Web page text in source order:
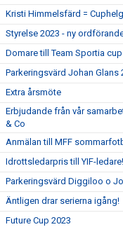
Kristi Himmelsfärd = Cuphelg
Styrelse 2023 - ny
Domare till Team Sportia
Parkeringsvärd Johan Glans
Extra årsmöte
Erbjudande från vår
& Co
Anmälan till MFF
Idrottsledarpris till YIF-ledare!
Parkeringsvärd Diggiloo o
Äntligen drar serierna igång!
Future Cup 2023